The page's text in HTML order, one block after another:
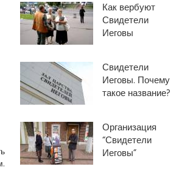
Как вербуют
Свидетели
Иеговы
Свидетели
Иеговы. Почему
такое название?
Организация
“Свидетели
Иеговы”